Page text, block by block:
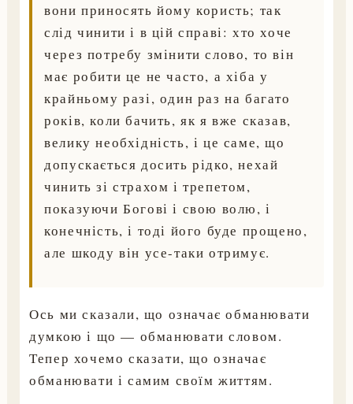
вони приносять йому користь; так
слід чинити і в цій справі: хто хоче
через потребу змінити слово, то він
має робити це не часто, а хіба у
крайньому разі, один раз на багато
років, коли бачить, як я вже сказав,
велику необхідність, і це саме, що
допускається досить рідко, нехай
чинить зі страхом і трепетом,
показуючи Богові і свою волю, і
конечність, і тоді його буде прощено,
але шкоду він усе-таки отримує.
Ось ми сказали, що означає обманювати
думкою і що — обманювати словом.
Тепер хочемо сказати, що означає
обманювати і самим своїм життям.